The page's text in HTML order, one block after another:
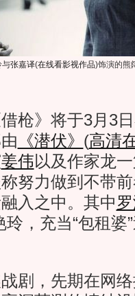
与张嘉译(在线看影视作品)饰演的熊
》将于3月3日
《潜伏》 (高清
姜伟以及作家龙
努力做到不带
入之中。其中
，充当“包租婆
，先期在网络